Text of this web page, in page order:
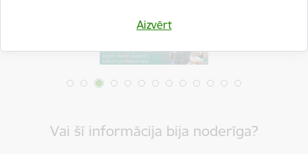
Aizvērt
Vai šī informācija bija noderīga?